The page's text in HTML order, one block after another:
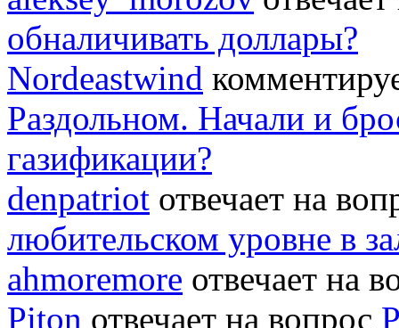
обналичивать доллары?
Nordeastwind
Раздольном. Начали и
газификации?
denpatriot отвечает на
любительском уровне в
ahmoremore отвечает на
Piton отвечает на вопрос